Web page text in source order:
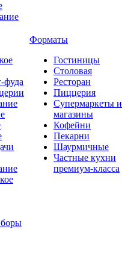
фуда
Форматы
Гостиницы
Столовая
Ресторан
Пиццерия
Супермаркеты и
магазины
Кофейни
Пекарни
Шаурмичные
Частные кухни
премиум-класса